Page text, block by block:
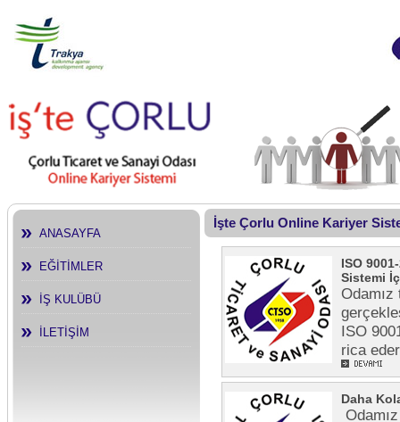
ANASAYFA
EĞİTİMLER
İŞ KULÜBÜ
İLETİŞİM
İşte Çorlu Online Kariyer
ISO
Sistemi
Odamız
ISO
rica
Daha